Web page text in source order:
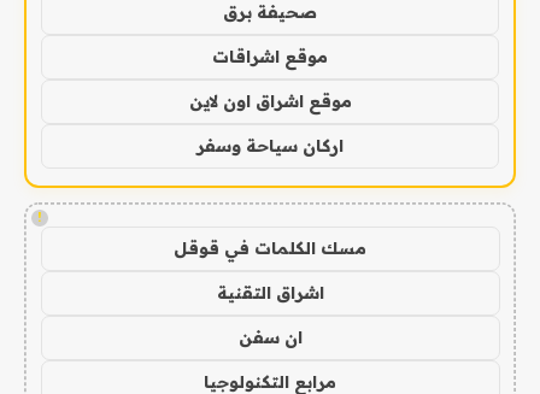
صحيفة برق
موقع اشراقات
موقع اشراق اون لاين
اركان سياحة وسفر
!
مسك الكلمات في قوقل
اشراق التقنية
ان سفن
مرابع التكنولوجيا